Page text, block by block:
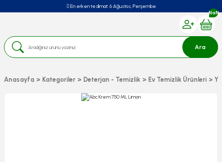
En erken teslimat: 6 Ağustos, Perşembe
Ara
NaN
Anasayfa Kategoriler Deterjan - Temizlik Ev Temizlik Ürünleri